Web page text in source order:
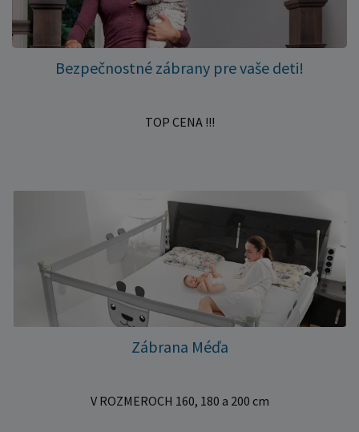
Bezpečnostné zábrany pre vaše deti!
TOP CENA !!!
Zábrana Méďa
V ROZMEROCH 160, 180 a 200 cm